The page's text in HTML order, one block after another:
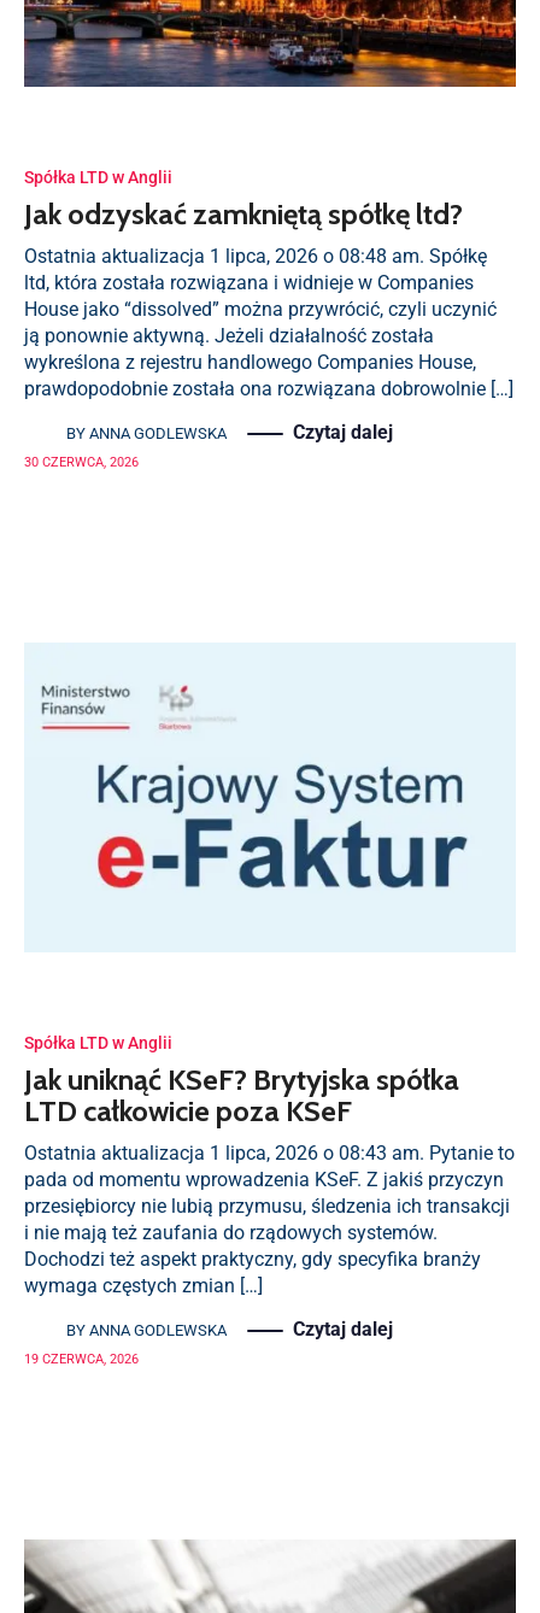
Spółka LTD w Anglii
Jak odzyskać zamkniętą spółkę ltd?
Ostatnia aktualizacja 1 lipca, 2026 o 08:48 am. Spółkę
ltd, która została rozwiązana i widnieje w Companies
House jako “dissolved” można przywrócić, czyli uczynić
ją ponownie aktywną. Jeżeli działalność została
wykreślona z rejestru handlowego Companies House,
prawdopodobnie została ona rozwiązana dobrowolnie […]
BY ANNA GODLEWSKA Czytaj dalej
30 CZERWCA, 2026
Spółka LTD w Anglii
Jak uniknąć KSeF? Brytyjska spółka
LTD całkowicie poza KSeF
Ostatnia aktualizacja 1 lipca, 2026 o 08:43 am. Pytanie to
pada od momentu wprowadzenia KSeF. Z jakiś przyczyn
przesiębiorcy nie lubią przymusu, śledzenia ich transakcji
i nie mają też zaufania do rządowych systemów.
Dochodzi też aspekt praktyczny, gdy specyfika branży
wymaga częstych zmian […]
BY ANNA GODLEWSKA Czytaj dalej
19 CZERWCA, 2026